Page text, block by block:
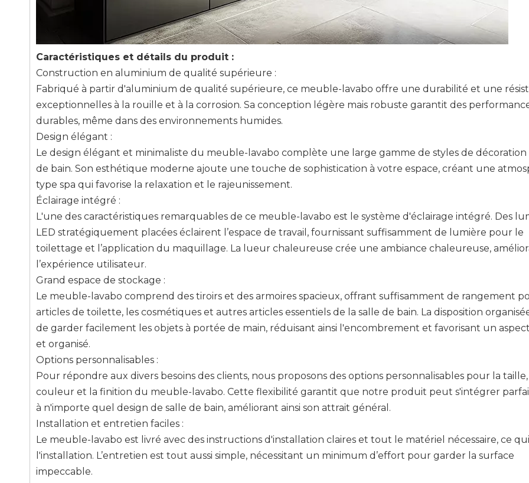
Caractéristiques et détails du produit :
Construction en aluminium de qualité supérieure :
Fabriqué à partir d'aluminium de qualité supérieure, ce meuble-lavabo offre une durabilité et une
exceptionnelles à la rouille et à la corrosion. Sa conception légère mais robuste garantit des
durables, même dans des environnements humides.
Design élégant :
Le design élégant et minimaliste du meuble-lavabo complète une large gamme de styles de décoration
de bain. Son esthétique moderne ajoute une touche de sophistication à votre espace, créant une
type spa qui favorise la relaxation et le rajeunissement.
Éclairage intégré :
L'une des caractéristiques remarquables de ce meuble-lavabo est le système d'éclairage intégré. Des
LED stratégiquement placées éclairent l’espace de travail, fournissant suffisamment de lumière pour le
toilettage et l’application du maquillage. La lueur chaleureuse crée une ambiance chaleureuse,
l’expérience utilisateur.
Grand espace de stockage :
Le meuble-lavabo comprend des tiroirs et des armoires spacieux, offrant suffisamment de rangement
articles de toilette, les cosmétiques et autres articles essentiels de la salle de bain. La disposition
de garder facilement les objets à portée de main, réduisant ainsi l'encombrement et favorisant un
et organisé.
Options personnalisables :
Pour répondre aux divers besoins des clients, nous proposons des options personnalisables pour la taille,
couleur et la finition du meuble-lavabo. Cette flexibilité garantit que notre produit peut s'intégrer
à n'importe quel design de salle de bain, améliorant ainsi son attrait général.
Installation et entretien faciles :
Le meuble-lavabo est livré avec des instructions d'installation claires et tout le matériel nécessaire, ce
l'installation. L’entretien est tout aussi simple, nécessitant un minimum d’effort pour garder la surface
impeccable.